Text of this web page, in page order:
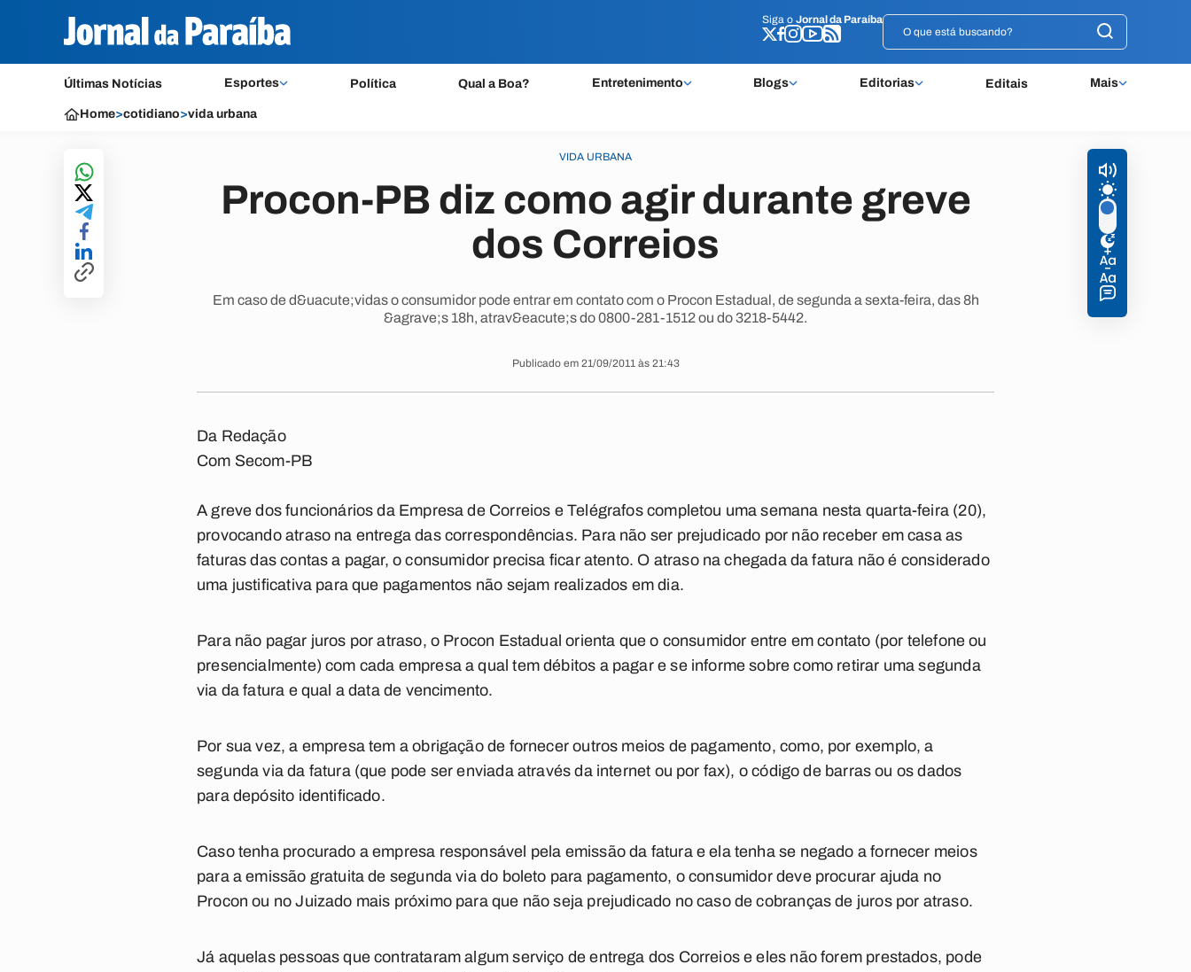
Siga o Jornal da Paraíba
Últimas Notícias Esportes Política Qual a Boa? Entretenimento Blogs Editorias Editais Mais
Siga o Jornal da Paraíba
Home>cotidiano>vida urbana
VIDA URBANA
Procon-PB diz como agir durante greve
dos Correios
Em caso de d&uacute;vidas o consumidor pode entrar em contato com o Procon Estadual, de segunda a sexta-feira, das 8h
&agrave;s 18h, atrav&eacute;s do 0800-281-1512 ou do 3218-5442.
Publicado em 21/09/2011 às 21:43
Da Redação
Com Secom-PB
A greve dos funcionários da Empresa de Correios e Telégrafos completou uma semana nesta quarta-feira (20),
provocando atraso na entrega das correspondências. Para não ser prejudicado por não receber em casa as
faturas das contas a pagar, o consumidor precisa ficar atento. O atraso na chegada da fatura não é considerado
uma justificativa para que pagamentos não sejam realizados em dia.
Para não pagar juros por atraso, o Procon Estadual orienta que o consumidor entre em contato (por telefone ou
presencialmente) com cada empresa a qual tem débitos a pagar e se informe sobre como retirar uma segunda
via da fatura e qual a data de vencimento.
Por sua vez, a empresa tem a obrigação de fornecer outros meios de pagamento, como, por exemplo, a
segunda via da fatura (que pode ser enviada através da internet ou por fax), o código de barras ou os dados
para depósito identificado.
Caso tenha procurado a empresa responsável pela emissão da fatura e ela tenha se negado a fornecer meios
para a emissão gratuita de segunda via do boleto para pagamento, o consumidor deve procurar ajuda no
Procon ou no Juizado mais próximo para que não seja prejudicado no caso de cobranças de juros por atraso.
Já aquelas pessoas que contrataram algum serviço de entrega dos Correios e eles não forem prestados, pode